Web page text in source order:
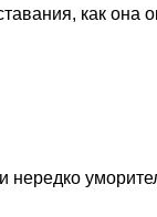
как она